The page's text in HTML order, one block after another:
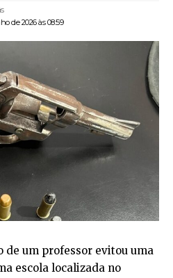
de 2026 às 08:59
de um professor evitou uma
escola localizada no